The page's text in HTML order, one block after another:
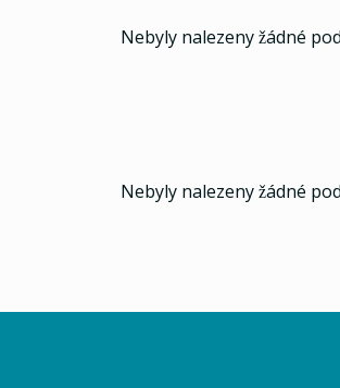
Nebyly nalezeny žádné
Nebyly nalezeny žádné